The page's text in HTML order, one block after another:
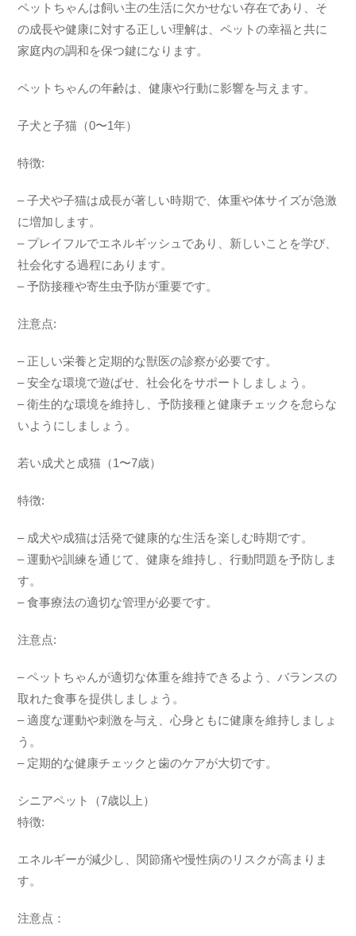
ペットちゃんは飼い主の生活に欠かせない存在であり、そ
の成長や健康に対する正しい理解は、ペットの幸福と共に
家庭内の調和を保つ鍵になります。
ペットちゃんの年齢は、健康や行動に影響を与えます。
子犬と子猫（0〜1年）
特徴:
– 子犬や子猫は成長が著しい時期で、体重や体サイズが急激
に増加します。
– プレイフルでエネルギッシュであり、新しいことを学び、
社会化する過程にあります。
– 予防接種や寄生虫予防が重要です。
注意点:
– 正しい栄養と定期的な獣医の診察が必要です。
– 安全な環境で遊ばせ、社会化をサポートしましょう。
– 衛生的な環境を維持し、予防接種と健康チェックを怠らな
いようにしましょう。
若い成犬と成猫（1〜7歳）
特徴:
– 成犬や成猫は活発で健康的な生活を楽しむ時期です。
– 運動や訓練を通じて、健康を維持し、行動問題を予防しま
す。
– 食事療法の適切な管理が必要です。
注意点:
– ペットちゃんが適切な体重を維持できるよう、バランスの
取れた食事を提供しましょう。
– 適度な運動や刺激を与え、心身ともに健康を維持しましょ
う。
– 定期的な健康チェックと歯のケアが大切です。
シニアペット（7歳以上）
特徴:
エネルギーが減少し、関節痛や慢性病のリスクが高まりま
す。
注意点：